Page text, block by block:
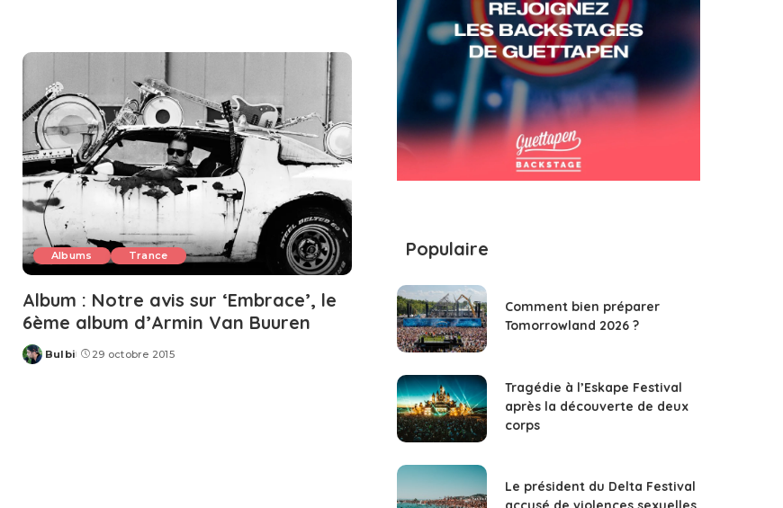
Albums Trance
Album : Notre avis sur ‘Embrace’, le
6ème album d’Armin Van Buuren
Posted
Bulbi 29 octobre 2015
Populaire
Comment bien préparer
Tomorrowland 2026 ?
Tragédie à l’Eskape Festival
après la découverte de deux
corps
Le président du Delta Festival